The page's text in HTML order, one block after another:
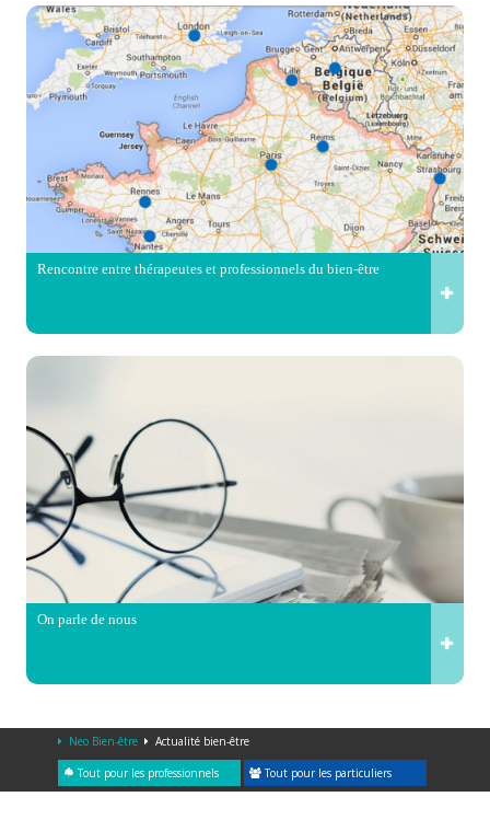
Rencontre entre thérapeutes et professionnels du bien-être
On parle de nous
Neo Bien-être Actualité bien-être
Tout pour les professionnels Tout pour les particuliers